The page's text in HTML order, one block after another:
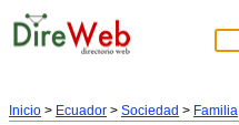
Inicio > Ecuador > Sociedad > Familia